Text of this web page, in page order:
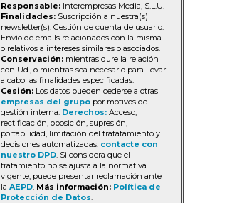
Responsable: Interempresas Media, S.L.U.
Finalidades: Suscripción a nuestra(s)
newsletter(s). Gestión de cuenta de usuario.
Envío de emails relacionados con la misma
o relativos a intereses similares o asociados.
Conservación: mientras dure la relación
con Ud., o mientras sea necesario para llevar
a cabo las finalidades especificadas.
Cesión: Los datos pueden cederse a otras
empresas del grupo por motivos de
gestión interna. Derechos: Acceso,
rectificación, oposición, supresión,
portabilidad, limitación del tratatamiento y
decisiones automatizadas: contacte con
nuestro DPD. Si considera que el
tratamiento no se ajusta a la normativa
vigente, puede presentar reclamación ante
la AEPD. Más información: Política de
Protección de Datos.